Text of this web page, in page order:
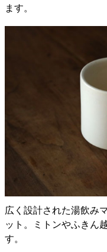
ます。
広く設計された湯飲み
ット。ミトンやふきん
す。